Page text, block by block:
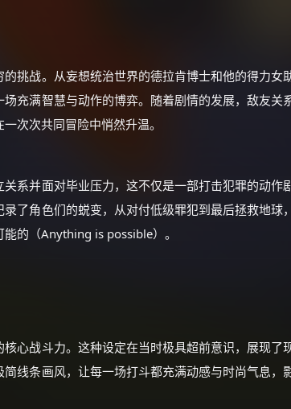
挑战。从妄想统治世界的德拉肯博士和他的得力女
充满智慧与动作的博弈。随着剧情的发展，敌友关
次次共同冒险中悄然升温。
系并面对毕业压力，这不仅是一部打击犯罪的动作
了角色们的蜕变，从对付低级罪犯到最后拯救地球
的（Anything is possible）。
心战斗力。这种设定在当时极具超前意识，展现了
线条画风，让每一场打斗都充满动感与时尚气息，